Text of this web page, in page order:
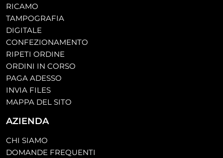
RICAMO
TAMPOGRAFIA
DIGITALE
CONFEZIONAMENTO
RIPETI ORDINE
ORDINI IN CORSO
PAGA ADESSO
INVIA FILES
MAPPA DEL SITO
AZIENDA
CHI SIAMO
DOMANDE FREQUENTI